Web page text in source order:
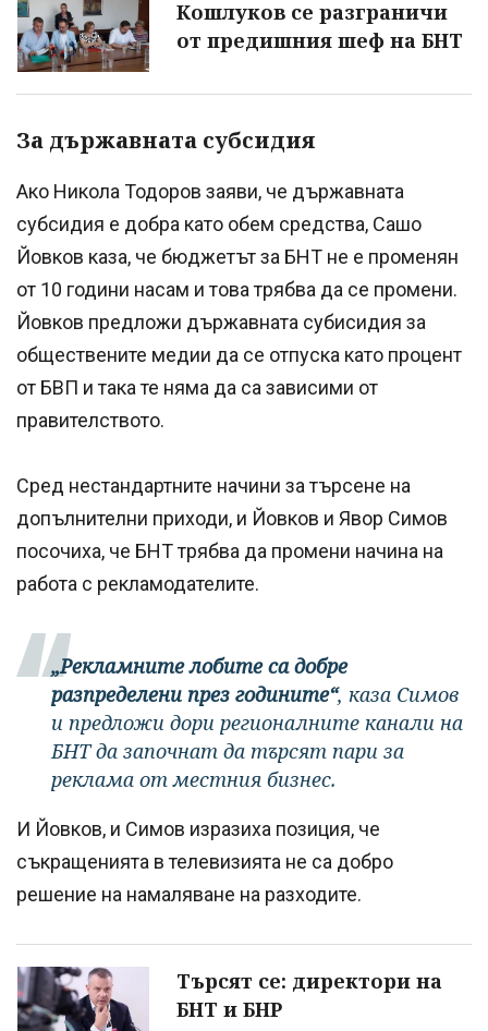
Кошлуков се разграничи
от предишния шеф на БНТ
За държавната субсидия
Ако Никола Тодоров заяви, че държавната
субсидия е добра като обем средства, Сашо
Йовков каза, че бюджетът за БНТ не е променян
от 10 години насам и това трябва да се промени.
Йовков предложи държавната субисидия за
обществените медии да се отпуска като процент
от БВП и така те няма да са зависими от
правителството.
Сред нестандартните начини за търсене на
допълнителни приходи, и Йовков и Явор Симов
посочиха, че БНТ трябва да промени начина на
работа с рекламодателите.
„Рекламните лобите са добре
разпределени през годините“, каза Симов
и предложи дори регионалните канали на
БНТ да започнат да търсят пари за
реклама от местния бизнес.
И Йовков, и Симов изразиха позиция, че
съкращенията в телевизията не са добро
решение на намаляване на разходите.
Търсят се: директори на
БНТ и БНР